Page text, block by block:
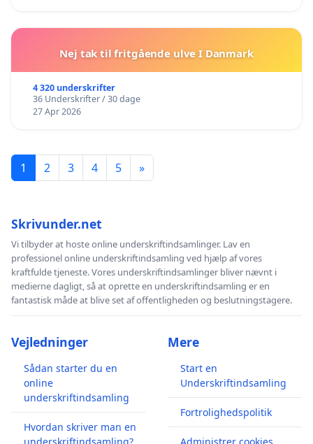
Nej tak til fritgående ulve I Danmark
4 320 underskrifter
36 Underskrifter / 30 dage
27 Apr 2026
1 2 3 4 5 »
Skrivunder.net
Vi tilbyder at hoste online underskriftindsamlinger. Lav en
professionel online underskriftindsamling ved hjælp af vores
kraftfulde tjeneste. Vores underskriftindsamlinger bliver nævnt i
medierne dagligt, så at oprette en underskriftindsamling er en
fantastisk måde at blive set af offentligheden og beslutningstagere.
Vejledninger
Sådan starter du en
online
underskriftindsamling
Hvordan skriver man en
Mere
Start en
Underskriftindsamling
Fortrolighedspolitik